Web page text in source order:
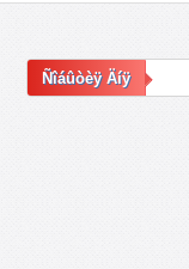
Ñîáûòèÿ Äíÿ